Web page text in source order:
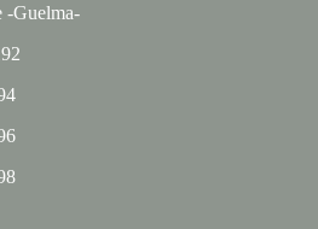
-Guelma-